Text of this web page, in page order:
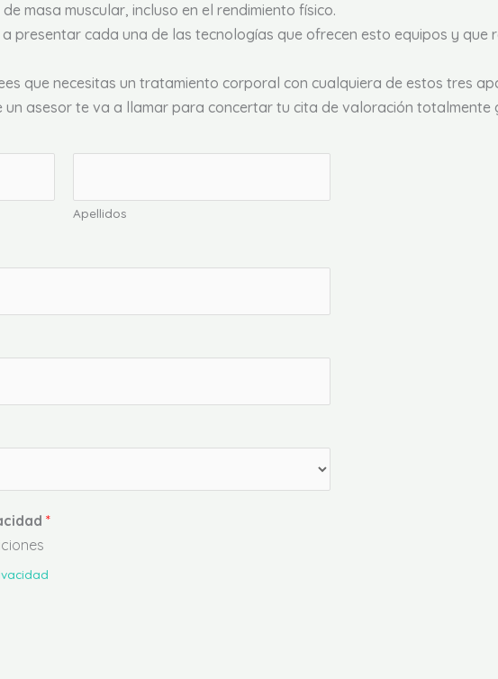
masa muscular, incluso en el rendimiento físico.
presentar cada una de las tecnologías que ofrecen esto equipos y que
que necesitas un tratamiento corporal con cualquiera de estos tres
un asesor te va a llamar para concertar tu cita de valoración totalmente
Apellidos
*